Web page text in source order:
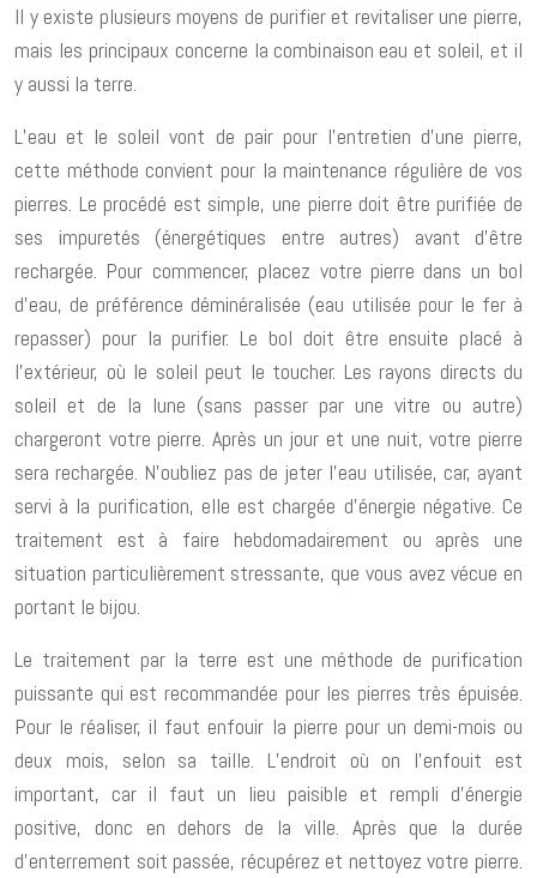
Il y existe plusieurs moyens de purifier et revitaliser une pierre,
mais les principaux concerne la combinaison eau et soleil, et il
y aussi la terre.
L’eau et le soleil vont de pair pour l’entretien d’une pierre,
cette méthode convient pour la maintenance régulière de vos
pierres. Le procédé est simple, une pierre doit être purifiée de
ses impuretés (énergétiques entre autres) avant d’être
rechargée. Pour commencer, placez votre pierre dans un bol
d’eau, de préférence déminéralisée (eau utilisée pour le fer à
repasser) pour la purifier. Le bol doit être ensuite placé à
l’extérieur, où le soleil peut le toucher. Les rayons directs du
soleil et de la lune (sans passer par une vitre ou autre)
chargeront votre pierre. Après un jour et une nuit, votre pierre
sera rechargée. N’oubliez pas de jeter l’eau utilisée, car, ayant
servi à la purification, elle est chargée d’énergie négative. Ce
traitement est à faire hebdomadairement ou après une
situation particulièrement stressante, que vous avez vécue en
portant le bijou.
Le traitement par la terre est une méthode de purification
puissante qui est recommandée pour les pierres très épuisée.
Pour le réaliser, il faut enfouir la pierre pour un demi-mois ou
deux mois, selon sa taille. L’endroit où on l’enfouit est
important, car il faut un lieu paisible et rempli d’énergie
positive, donc en dehors de la ville. Après que la durée
d’enterrement soit passée, récupérez et nettoyez votre pierre.